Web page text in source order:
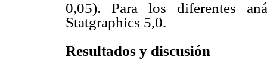
0,05). Para los diferentes
Statgraphics 5,0.
Resultados y discusión